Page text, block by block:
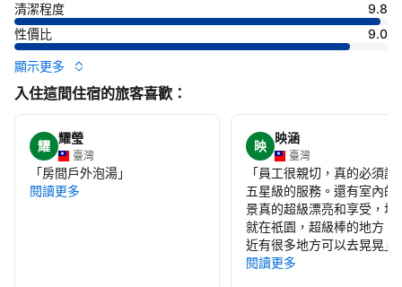
清潔程度
9.8
性價比
9.0
顯示更多
入住這間住宿的旅客喜歡：
耀
耀瑩
臺灣
「房間戶外泡湯」
閱讀更多
映
映涵
臺灣
「員工很親切，真的必須說
五星級的服務。還有室內的
景真的超級漂亮和享受，地
就在祇園，超級棒的地方，
近有很多地方可以去晃晃」
閱讀更多